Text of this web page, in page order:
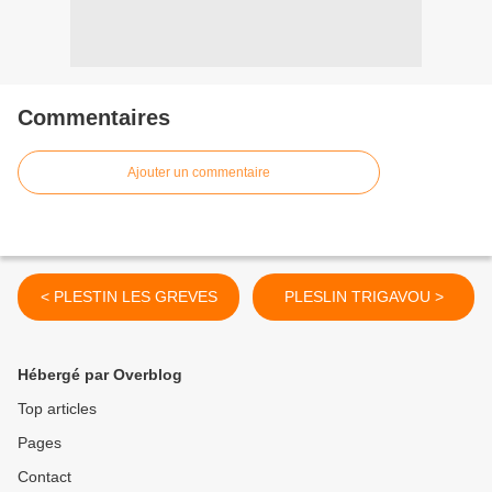
Commentaires
Ajouter un commentaire
< PLESTIN LES GREVES PLESLIN TRIGAVOU >
Hébergé par Overblog
Top articles
Pages
Contact